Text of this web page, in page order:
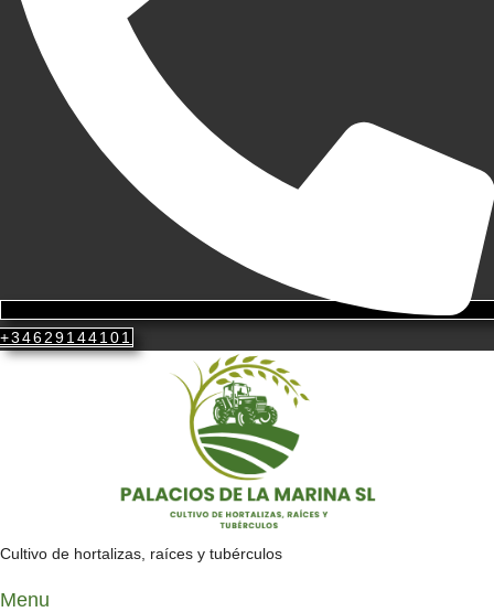
+34629144101
Cultivo de hortalizas, raíces y tubérculos
Menu